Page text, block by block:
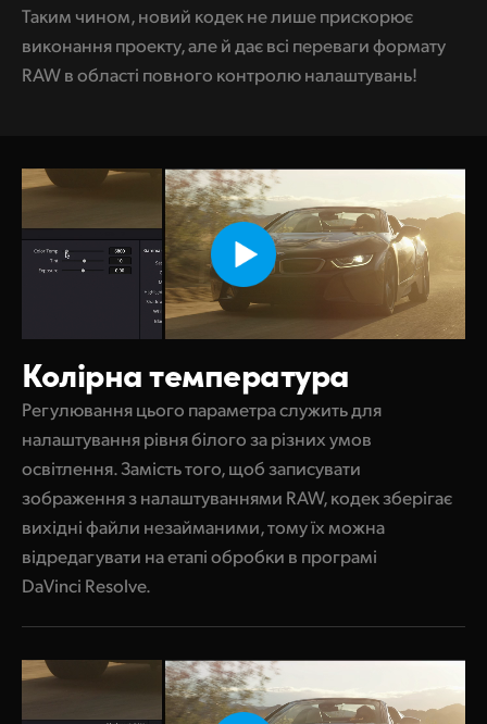
Таким чином, новий кодек не лише прискорює
виконання проекту, але й дає всі переваги формату
RAW в області повного контролю налаштувань!
Колірна температура
Регулювання цього параметра служить для
налаштування рівня білого за різних умов
освітлення. Замість того, щоб записувати
зображення з налаштуваннями RAW, кодек зберігає
вихідні файли незайманими, тому їх можна
відредагувати на етапі обробки в програмі
DaVinci Resolve.